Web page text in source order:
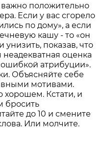
положительно
Если у вас сгорело
по дому», а если
кашу - то «он
унизить, показав, что
неадекватная оценка
атрибуции».
Объясняйте себе
мотивами.
хорошем. Кстати, и
бросить
до 10 и смените
Или молчите.